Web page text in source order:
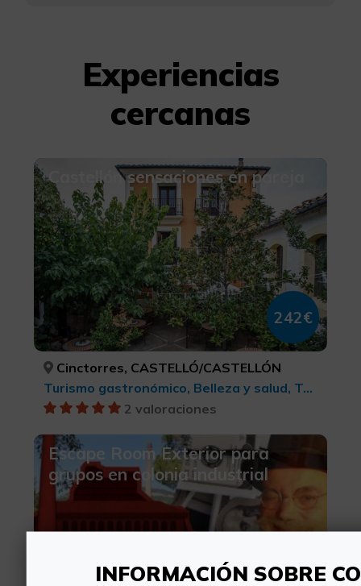
Experiencias
cercanas
Castellón sensaciones en pareja
242€
Cinctorres, CASTELLÓ/CASTELLÓN
Turismo gastronómico, Belleza y salud, Turismo cultural
2 valoraciones
Escape Room Exterior para
grupos en colonia industrial
INFORMACIÓN SOBRE